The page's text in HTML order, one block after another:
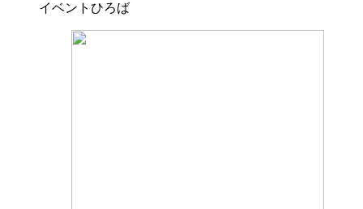
イベントひろば